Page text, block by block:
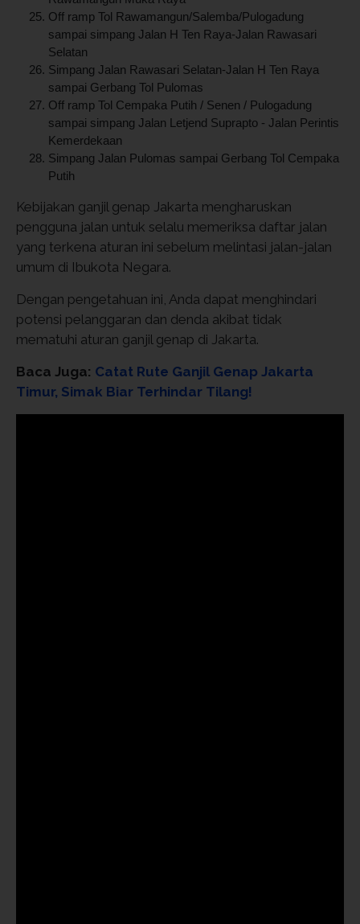
Off ramp Tol Rawamangun/Salemba/Pulogadung
sampai simpang Jalan H Ten Raya-Jalan Rawasari
Selatan
Simpang Jalan Rawasari Selatan-Jalan H Ten Raya
sampai Gerbang Tol Pulomas
Off ramp Tol Cempaka Putih / Senen / Pulogadung
sampai simpang Jalan Letjend Suprapto - Jalan Perintis
Kemerdekaan
Simpang Jalan Pulomas sampai Gerbang Tol Cempaka
Putih
Kebijakan ganjil genap Jakarta mengharuskan
pengguna jalan untuk selalu memeriksa daftar jalan
yang terkena aturan ini sebelum melintasi jalan-jalan
umum di Ibukota Negara.
Dengan pengetahuan ini, Anda dapat menghindari
potensi pelanggaran dan denda akibat tidak
mematuhi aturan ganjil genap di Jakarta.
Baca Juga: Catat Rute Ganjil Genap Jakarta
Timur, Simak Biar Terhindar Tilang!